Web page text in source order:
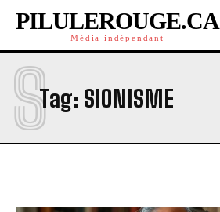
PILULEROUGE.CA
Média indépendant
Tag: SIONISME
S